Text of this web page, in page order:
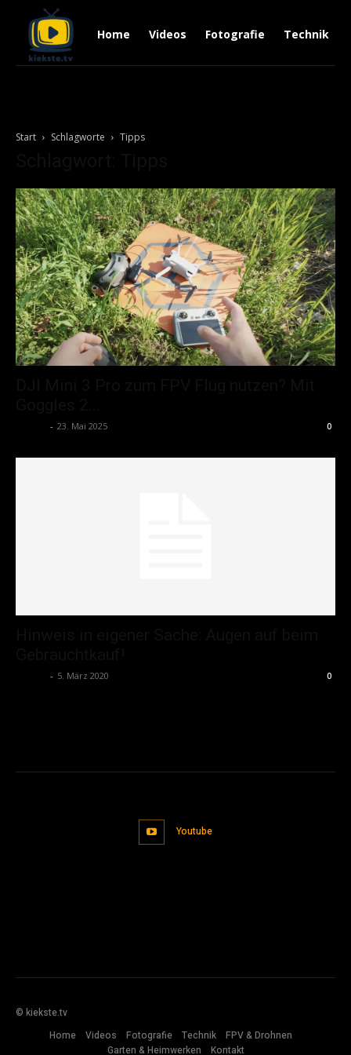
Home Videos Fotografie Technik
Start Schlagworte Tipps
- 23. Mai 2025 0
- 5. März 2020 0
Youtube
© kiekste.tv
Home
Videos Fotografie Technik
FPV & Drohnen
Garten & Heimwerken
Kontakt